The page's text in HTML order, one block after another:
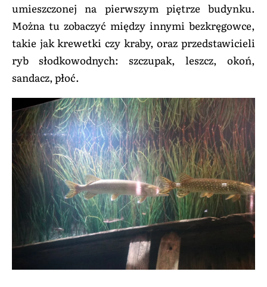
umieszczonej na pierwszym piętrze budynku.
Można tu zobaczyć między innymi bezkręgowce,
takie jak krewetki czy kraby, oraz przedstawicieli
ryb słodkowodnych: szczupak, leszcz, okoń,
sandacz, płoć.